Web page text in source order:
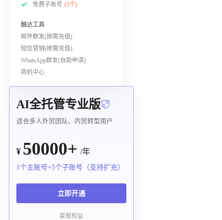
免费子账号 (5个)
触达工具
邮件群发(按需充值)
短信营销(按需充值)
WhatsApp群发(自助申请)
商机中心
AI全托管专业版
适合多人外贸团队、内贸转型用户
¥ 50000+ /年
1个主账号+5个子账号（支持扩充）
立即开通
套餐权益